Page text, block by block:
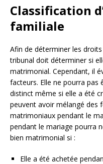
Classification
familiale
Afin de déterminer les
tribunal doit déterminer si
matrimonial. Cependant, il
facteurs. Elle ne pourra pas
distinct même si elle a été
peuvent avoir mélangé des
matrimoniaux pendant le
pendant le mariage pourra
bien matrimonial si :
Elle a été achetée